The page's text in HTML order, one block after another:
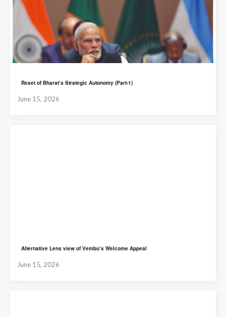
Reset of Bharat’s Strategic Autonomy (Part-1)
June 15, 2026
Alternative Lens view of Vembu’s Welcome Appeal
June 15, 2026